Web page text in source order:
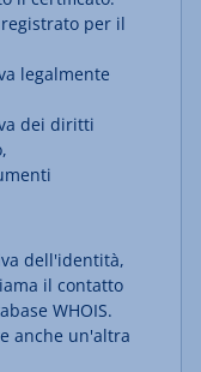
per il
legalmente
dei diritti
dell'identità,
il contatto
WHOIS.
anche un'altra